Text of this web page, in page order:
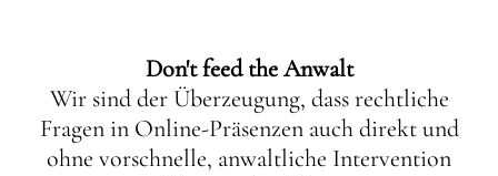
Don't feed the Anwalt
Wir sind der Überzeugung, dass rechtliche
Fragen in Online-Präsenzen auch direkt und
ohne vorschnelle, anwaltliche Intervention